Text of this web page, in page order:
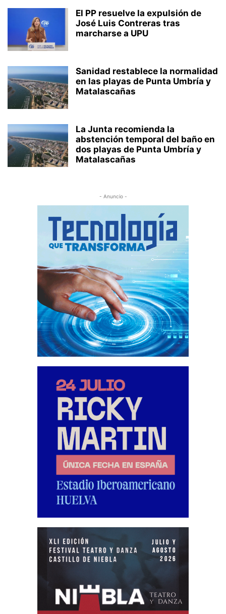
El PP resuelve la expulsión de
José Luis Contreras tras
marcharse a UPU
Sanidad restablece la normalidad
en las playas de Punta Umbría y
Matalascañas
La Junta recomienda la
abstención temporal del baño en
dos playas de Punta Umbría y
Matalascañas
- Anuncio -